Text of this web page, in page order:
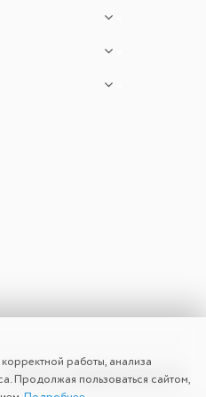
Политика конфиденциальности
работы, анализа
Продолжая пользоваться сайтом,